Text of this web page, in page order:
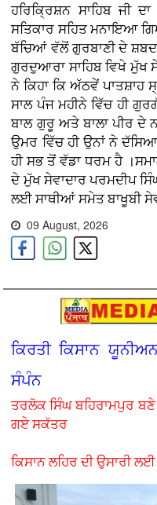
ਹਰਿਕ੍ਰਿਸ਼ਨ ਸਾਹਿਬ ਜੀ
ਸਤਿਕਾਰ ਸਹਿਤ ਮਨਾਇਆ
ਬੱਚਿਆਂ ਵੱਲੋਂ ਗੁਰਬਾਣੀ ਦੇ
ਗੁਰਦੁਆਰਾ ਸਾਹਿਬ ਵਿਖੇ ਮੁੱਖ
ਨੇ ਕਿਹਾ ਕਿ ਅੱਠਵੇਂ ਪਾਤਸ਼ਾਹ
ਸਾਲ ਪੰਜ ਮਹੀਨੇ ਵਿੱਚ ਹੀ
ਬਾਲ ਗੁਰੂ ਅਤੇ ਬਾਲਾ ਪੀਰ ਦੇ
ਉਮਰ ਵਿੱਚ ਹੀ ਉਨਾਂ ਨੇ
ਹੀ ਸਭ ਤੋਂ ਵੱਡਾ ਧਰਮ ਹੈ
ਦੇ ਮੁੱਖ ਸੇਵਾਦਾਰ ਪਰਮਦੀਪ
ਲਈ ਸਾਥੀਆਂ ਸਮੇਤ ਬਾਖੂਬੀ
09 August, 2026
ਕਿਰਤੀ ਕਿਸਾਨ
ਸੰਪੰਨ
ਤਰਲੋਕ ਸਿੰਘ ਬਹਿਰਾਮਪੁਰ
ਗਏ ਸਕੱਤਰ
ਕਿਸਾਨ ਲਹਿਰ ਦੀ ਉਸਾਰੀ